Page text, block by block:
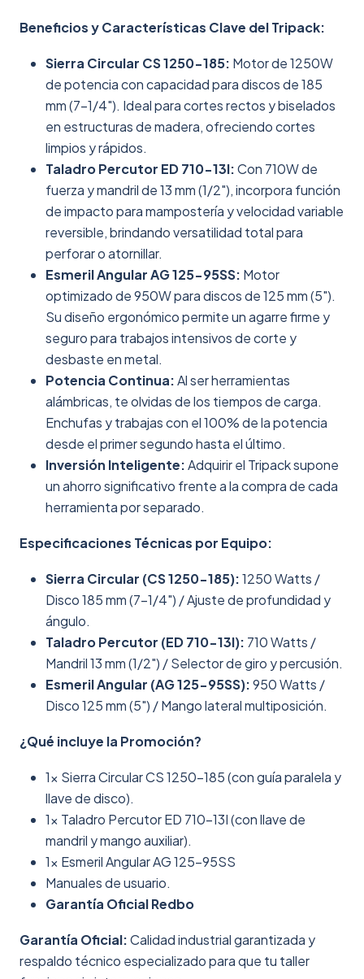
Beneficios y Características Clave del Tripack:
Sierra Circular CS 1250-185: Motor de 1250W
de potencia con capacidad para discos de 185
mm (7-1/4"). Ideal para cortes rectos y biselados
en estructuras de madera, ofreciendo cortes
limpios y rápidos.
Taladro Percutor ED 710-13I:Con 710W de
fuerza y mandril de 13 mm (1/2"), incorpora función
de impacto para mampostería y velocidad variable
reversible, brindando versatilidad total para
perforar o atornillar.
Esmeril Angular AG 125-95SS: Motor
optimizado de 950W para discos de 125 mm (5").
Su diseño ergonómico permite un agarre firme y
seguro para trabajos intensivos de corte y
desbaste en metal.
Potencia Continua:Al ser herramientas
alámbricas, te olvidas de los tiempos de carga.
Enchufas y trabajas con el 100% de la potencia
desde el primer segundo hasta el último.
Inversión Inteligente:Adquirir el Tripack supone
un ahorro significativo frente a la compra de cada
herramienta por separado.
Especificaciones Técnicas por Equipo:
Sierra Circular (CS 1250-185):1250 Watts /
Disco 185 mm (7-1/4") / Ajuste de profundidad y
ángulo.
Taladro Percutor (ED 710-13I): 710 Watts /
Mandril 13 mm (1/2") / Selector de giro y percusión.
Esmeril Angular (AG 125-95SS):950 Watts /
Disco 125 mm (5") / Mango lateral multiposición.
¿Qué incluye la Promoción?
1x Sierra Circular CS 1250-185 (con guía paralela y
llave de disco).
1x Taladro Percutor ED 710-13I (con llave de
mandril y mango auxiliar).
1x Esmeril Angular AG 125-95SS
Manuales de usuario.
Garantía Oficial Redbo
Garantía Oficial:Calidad industrial garantizada y
respaldo técnico especializado para que tu taller